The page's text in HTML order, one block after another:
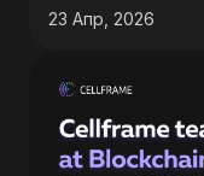
23 Апр, 2026